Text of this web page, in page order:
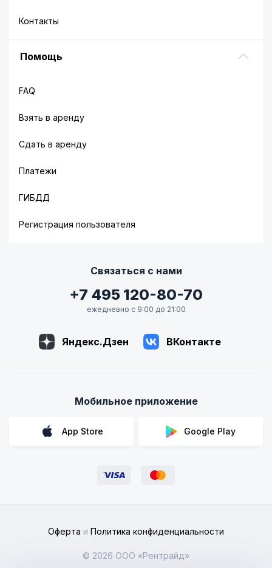
Контакты
Помощь
FAQ
Взять в аренду
Сдать в аренду
Платежи
ГИБДД
Регистрация пользователя
Связаться с нами
+7 495 120-80-70
ежедневно с 9:00 до 21:00
Яндекс.Дзен ВКонтакте
Мобильное приложение
App Store Google Play
Оферта и Политика конфиденциальности
© 2026 ООО «Рентрайд»